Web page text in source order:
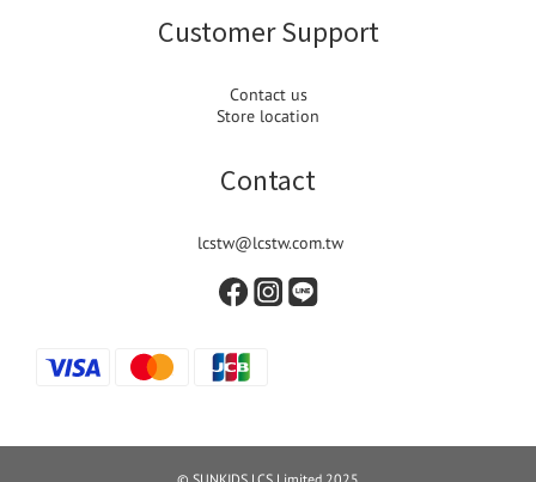
Customer Support
Contact us
Store location
Contact
lcstw@lcstw.com.tw